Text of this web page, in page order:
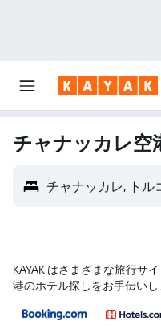
チャナッカレ空
チャナッカレ, トル
KAYAK はさまざまな旅行サ
港のホテル探しをお手伝いし